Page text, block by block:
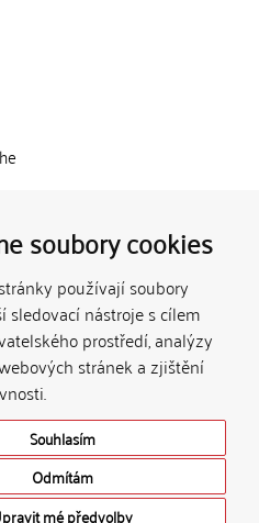
soubory cookies
používají soubory
sledovací nástroje s cílem
prostředí, analýzy
stránek a zjištění
Souhlasím
Odmítám
mé předvolby
k
not